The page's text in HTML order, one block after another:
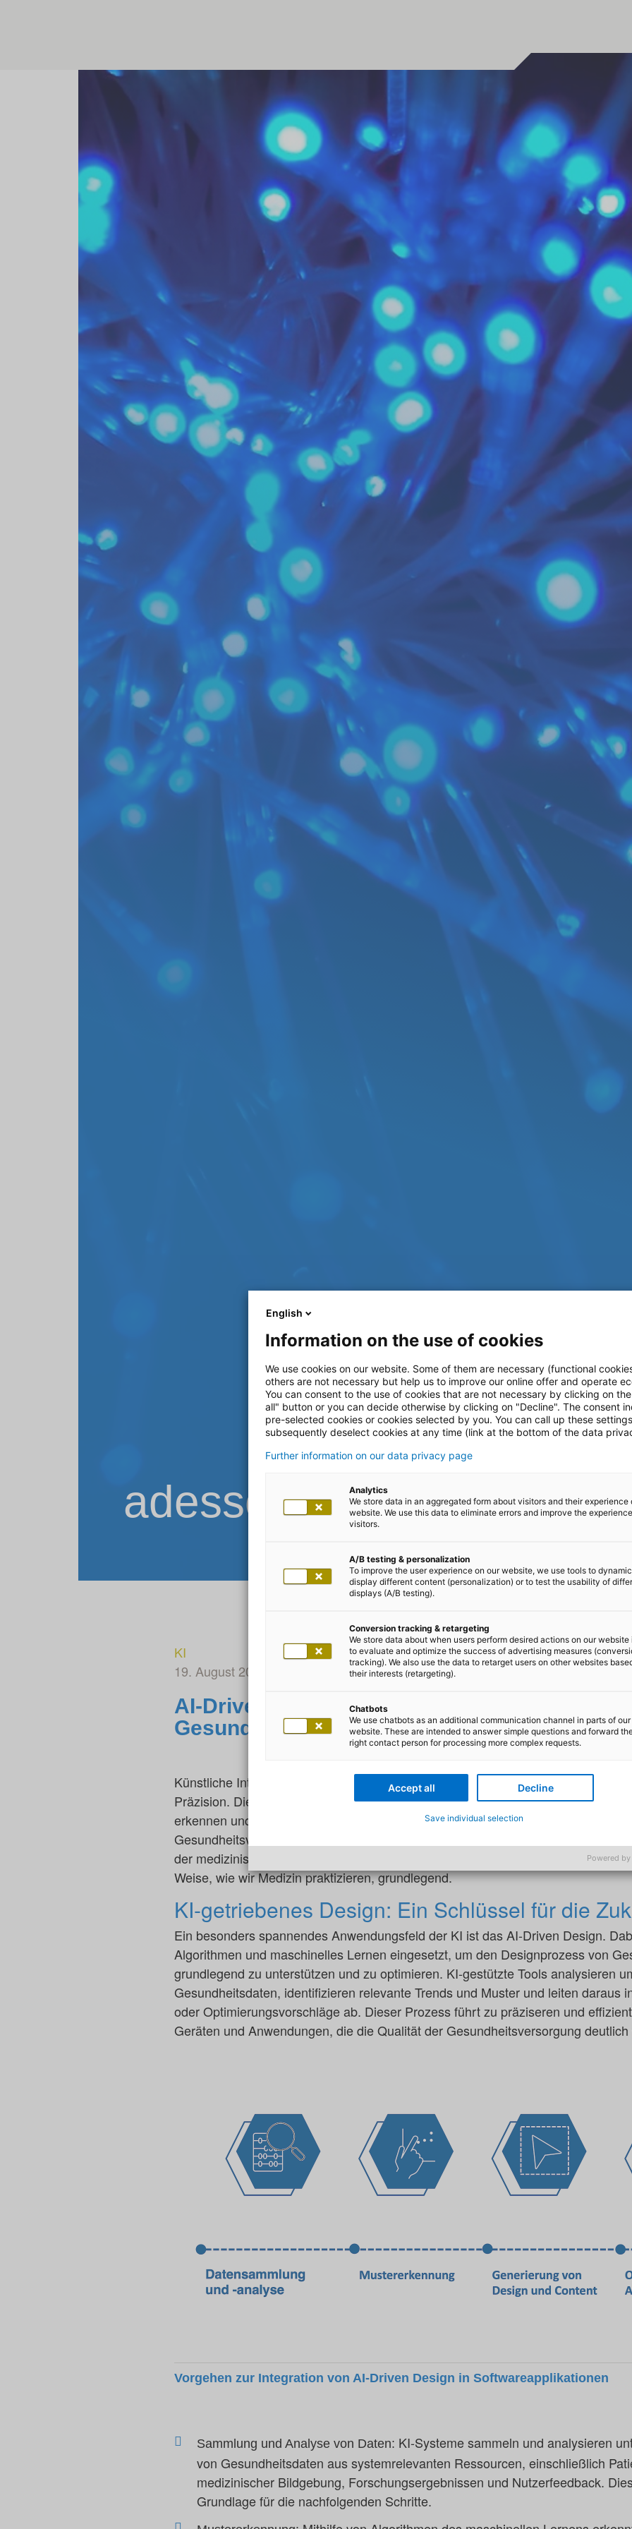
adesso Blog
KI
19. August 2024
von Björn Becker
AI-Driven Design: Trends und Chancen für
Gesundheitsapplikationen
Künstliche Intelligenz (KI) eröffnet der modernen Medizintechnik eine neue Ära
Präzision. Diese Technologie ermöglicht es, riesige Datenmengen zu
erkennen und fundierte Entscheidungen zu treffen, die die Effizienz und Qualität
Gesundheitsversorgung erheblich verbessern. KI kommt in zahlreichen
der medizinischen Bildgebung bis hin zu personalisierten Behandlungsplänen,
Weise, wie wir Medizin praktizieren, grundlegend.
KI-getriebenes Design: Ein Schlüssel für die
Ein besonders spannendes Anwendungsfeld der KI ist das AI-Driven Design.
Algorithmen und maschinelles Lernen eingesetzt, um den Designprozess von
grundlegend zu unterstützen und zu optimieren. KI-gestützte Tools analysieren
Gesundheitsdaten, identifizieren relevante Trends und Muster und leiten daraus
oder Optimierungsvorschläge ab. Dieser Prozess führt zu präziseren und
Geräten und Anwendungen, die die Qualität der Gesundheitsversorgung
Vorgehen zur Integration von AI-Driven Design in Softwareapplikationen
Sammlung und Analyse von Daten: KI-Systeme sammeln und analysieren
von Gesundheitsdaten aus systemrelevanten Ressourcen, einschließlich
medizinischer Bildgebung, Forschungsergebnissen und Nutzerfeedback.
Grundlage für die nachfolgenden Schritte.
English
Information on the use of cookies
We use cookies on our website. Some of them are necessary (functional
others are not necessary but help us to improve our online offer and operate
You can consent to the use of cookies that are not necessary by clicking on
all" button or you can decide otherwise by clicking on "Decline". The consent
pre-selected cookies or cookies selected by you. You can call up these
subsequently deselect cookies at any time (link at the bottom of the data
Further information on our data privacy page
Analytics
We store data in an aggregated form about visitors and their experience
website. We use this data to eliminate errors and improve the
visitors.
A/B testing & personalization
To improve the user experience on our website, we use tools to
display different content (personalization) or to test the usability of
displays (A/B testing).
Conversion tracking & retargeting
We store data about when users perform desired actions on our website
to evaluate and optimize the success of advertising measures
tracking). We also use the data to retarget users on other websites
their interests (retargeting).
Chatbots
We use chatbots as an additional communication channel in parts of our
website. These are intended to answer simple questions and forward
right contact person for processing more complex requests.
Accept all Decline
Save individual selection
Powered by